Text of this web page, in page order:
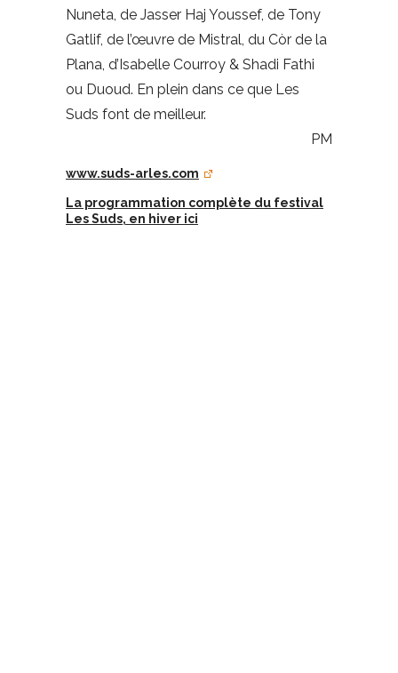
Nuneta, de Jasser Haj Youssef, de Tony
Gatlif, de l’œuvre de Mistral, du Còr de la
Plana, d’Isabelle Courroy & Shadi Fathi
ou Duoud. En plein dans ce que Les
Suds font de meilleur.
PM
www.suds-arles.com
La programmation complète du festival
Les Suds, en hiver ici